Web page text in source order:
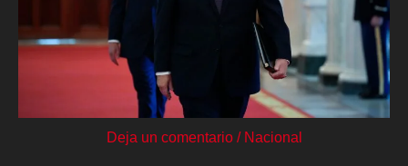
Deja un comentario / Nacional